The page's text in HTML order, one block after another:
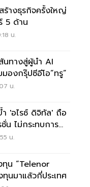
ร้างธุรกิจครั้งใหญ่
5 ด้าน
น.
นทางสู่ผู้นำ AI
องกรุ๊ปซีอีโอ”ทรู”
น.
ำ 'อไรซ์ ดิจิทัล' ถือ
น ไม่กระทบการ
น.
น “Telenor
นมาแล้วกี่ประเทศ